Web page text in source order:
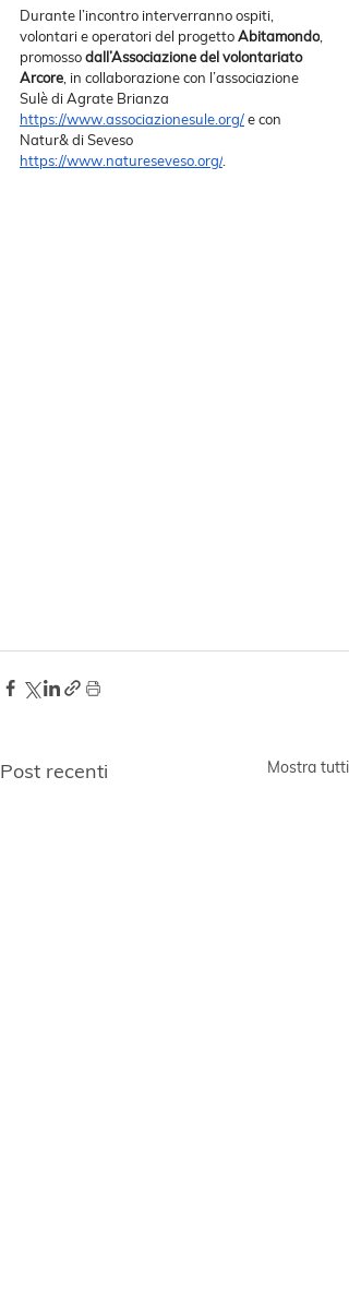
Durante l’incontro interverranno ospiti,
volontari e operatori del progetto Abitamondo
promosso dall’Associazione del volontariato
Arcore , in collaborazione con l’associazione
Sulè di Agrate Brianza
https://www.associazionesule.org/ e con
Natur& di Seveso
https://www.natureseveso.org/
Post recenti Mostra tutti